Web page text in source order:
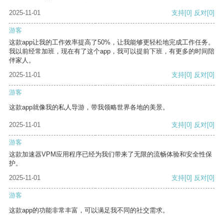
2025-11-01 支持[0] 反对[0]
游客
这款app让我的工作效率提高了50%，让我能够更轻松地完成工作任务。
我以前经常加班，现在有了这个app，我可以提前下班，有更多的时间陪
伴家人。
2025-11-01
支持[0] 反对[0]
游客
这款app就像我的私人导游，带我领略世界各地的美景。
2025-11-01 支持[0] 反对[0]
游客
这款加速器VPM应用程序已经为我们带来了无限的流畅体验和安全性保
护。
2025-11-01
支持[0] 反对[0]
游客
这款app的功能非常丰富，可以满足我不同的社交需求。